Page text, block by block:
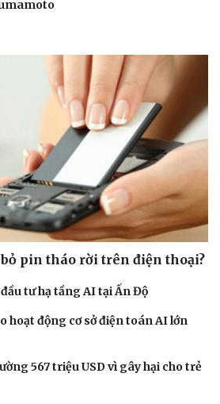
pin tháo rời trên điện thoại?
tư hạ tầng AI tại Ấn Độ
hoạt động cơ sở điện toán AI lớn
567 triệu USD vì gây hại cho trẻ